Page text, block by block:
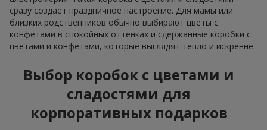
сразу создаёт праздничное настроение. Для мамы или
близких родственников обычно выбирают цветы с
конфетами в спокойных оттенках и сдержанные коробки с
цветами и конфетами, которые выглядят тепло и искренне.
Выбор коробок с цветами и
сладостями для
корпоративных подарков